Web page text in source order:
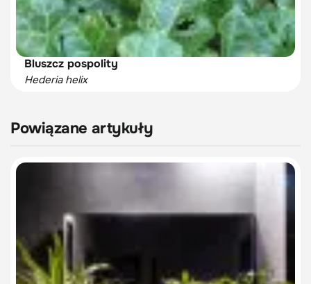
Bluszcz pospolity
Hederia helix
Powiązane artykuły